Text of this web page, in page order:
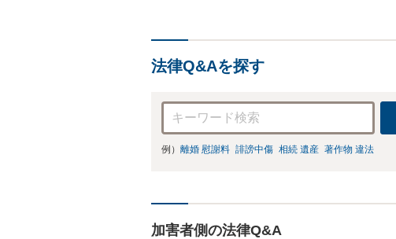
法律Q&Aを探す
例） 離婚 慰謝料 誹謗中傷 相続 遺産 著作物 違法
加害者側の法律Q&A